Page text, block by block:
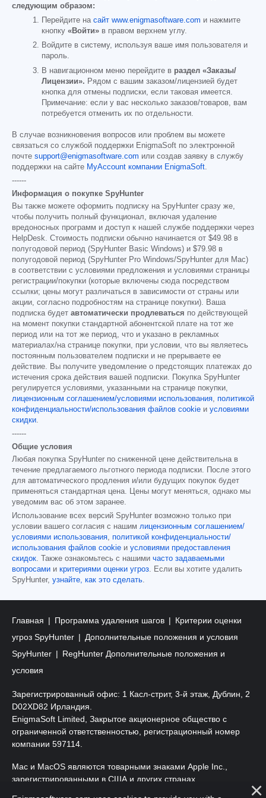
следующим образом:
Перейдите на сайт www.enigmasoftware.com и нажмите
кнопку «Войти» в правом верхнем углу.
Войдите в систему, используя ваше имя пользователя и
пароль.
В навигационном меню перейдите в раздел «Заказы/
Лицензии». Рядом с вашим заказом/лицензией будет
кнопка для отмены подписки, если таковая имеется.
Примечание: если у вас несколько заказов/товаров, вам
потребуется отменить их по отдельности.
В случае возникновения вопросов или проблем вы можете
связаться со службой поддержки EnigmaSoft по электронной
почте support@enigmasoftware.com или создав заявку в службу
поддержки на сайте MyAccount компании EnigmaSoft
------
Информация о покупке SpyHunter
Вы также можете оформить подписку на SpyHunter сразу же,
чтобы получить полный функционал, включая удаление
вредоносных программ и доступ к нашей службе поддержки через
HelpDesk. Стоимость подписки обычно начинается от $49.98 в
полугодовой период (SpyHunter Basic Windows) и $79.98 в
полугодовой период (SpyHunter Pro Windows/SpyHunter для Mac)
в соответствии с условиями предложения и условиями страницы
регистрации/покупки (которые включены сюда посредством
ссылки; цены могут различаться в зависимости от страны или
акции, согласно подробностям на странице покупки). Ваша
подписка будет автоматически продлеваться по действующей
на момент покупки стандартной абонентской плате на тот же
период или на тот же период, что и указано в рекламных
материалах/на странице покупки, при условии, что вы являетесь
постоянным пользователем подписки и не прерываете ее
действие. Вы получите уведомление о предстоящих платежах до
истечения срока действия вашей подписки. Покупка SpyHunter
регулируется условиями, указанными на странице покупки,
лицензионным соглашением/условиями использования
политикой
конфиденциальности/использования файлов cookie и условиями
скидки
------
Общие условия
Любая покупка SpyHunter по сниженной цене действительна в
течение предлагаемого льготного периода подписки. После этого
для автоматического продления и/или будущих покупок будет
применяться стандартная цена. Цены могут меняться, однако мы
уведомим вас об этом заранее.
Использование всех версий SpyHunter возможно только при
условии вашего согласия с нашим лицензионным соглашением/
условиями использования
политикой конфиденциальности/
использования файлов cookie и условиями предоставления
скидок . Также ознакомьтесь с нашими часто задаваемыми
вопросами и критериями оценки угроз . Если вы хотите удалить
SpyHunter, узнайте, как это сделать
Главная Программа удаления шагов
Критерии оценки
угроз SpyHunter
Дополнительные положения и условия
SpyHunter
RegHunter Дополнительные положения и
условия
Зарегистрированный офис: 1 Касл-стрит, 3-й этаж, Дублин, 2
D02XD82 Ирландия.
EnigmaSoft Limited, Закрытое акционерное общество с
ограниченной ответственностью, регистрационный номер
компании 597114.
Mac и MacOS являются товарными знаками Apple Inc.,
зарегистрированными в США и других странах.